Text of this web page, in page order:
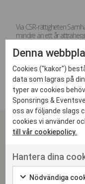
Via CSR-rättigheten
mindre än ett år
myndigheter och ideella
hur man tillsammans
ojämlikhet och förbättrad
SPONSRINGS &
Götgatan 78 | 118 30
Telefon växel: 08-410
Denna
Cookies ("kakor")
data som lagras på
typer av cookies
Sponsrings &
oss av följande slags
cookies vi använder
till vår cookiepolicy.
Hantera dina
Nödvändiga